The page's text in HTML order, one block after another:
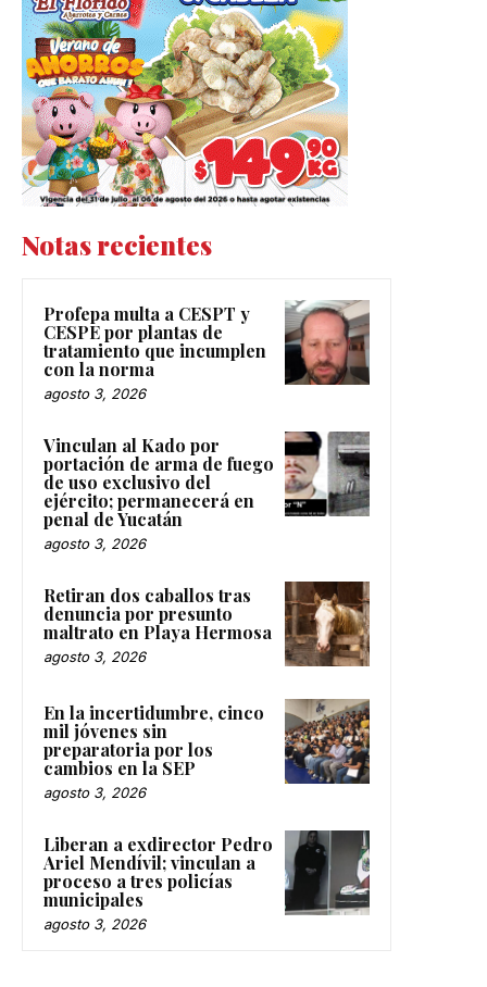
Notas recientes
Profepa multa a CESPT y
CESPE por plantas de
tratamiento que incumplen
con la norma
agosto 3, 2026
Vinculan al Kado por
portación de arma de fuego
de uso exclusivo del
ejército; permanecerá en
penal de Yucatán
agosto 3, 2026
Retiran dos caballos tras
denuncia por presunto
maltrato en Playa Hermosa
agosto 3, 2026
En la incertidumbre, cinco
mil jóvenes sin
preparatoria por los
cambios en la SEP
agosto 3, 2026
Liberan a exdirector Pedro
Ariel Mendívil; vinculan a
proceso a tres policías
municipales
agosto 3, 2026